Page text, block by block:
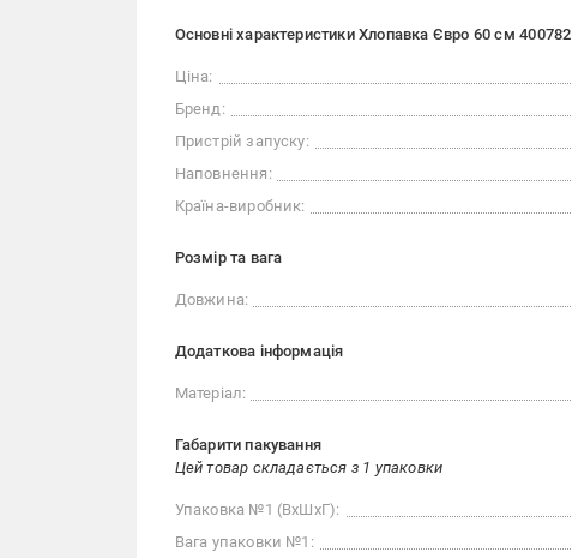
Основні характеристики Хлопавка Євро 60 см 400782
Ціна:
Бренд:
Пристрій запуску:
Наповнення:
Країна-виробник:
Розмір та вага
Довжина:
Додаткова інформація
Матеріал:
Габарити пакування
Цей товар складається з 1 упаковки
Упаковка №1 (ВхШхГ):
Вага упаковки №1: